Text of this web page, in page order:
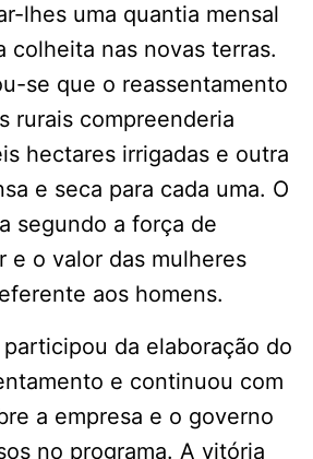
lhes uma quantia mensal
colheita nas novas terras.
se que o reassentamento
rurais compreenderia
hectares irrigadas e outra
e seca para cada uma. O
segundo a força de
e o valor das mulheres
aos homens.
da elaboração do
e continuou com
a empresa e o governo
no programa. A vitória